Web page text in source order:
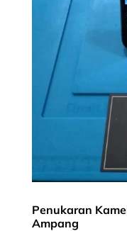
Penukaran
Ampang